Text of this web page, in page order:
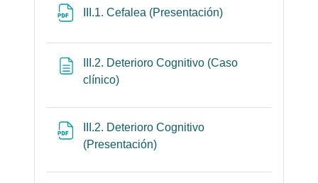
III.1. Cefalea (Presentación)
III.2. Deterioro Cognitivo (Caso
clínico)Página
III.2. Deterioro Cognitivo
(Presentación)